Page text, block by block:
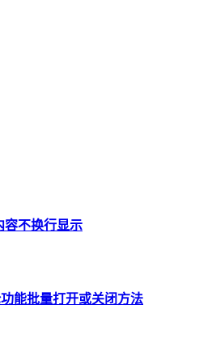
容不换行显示
能批量打开或关闭方法